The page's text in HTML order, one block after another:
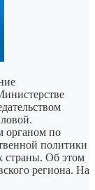
органом по
политики
страны. Об этом
региона. На